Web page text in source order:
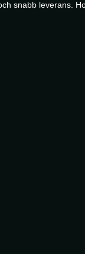
snabb leverans.